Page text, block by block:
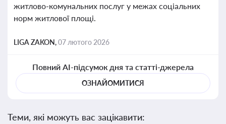
житлово-комунальних послуг у межах соціальних
норм житлової площі.
LIGA ZAKON,07 лютого 2026
Повний AI-підсумок дня та статті-джерела
ОЗНАЙОМИТИСЯ
Теми, які можуть вас зацікавити: